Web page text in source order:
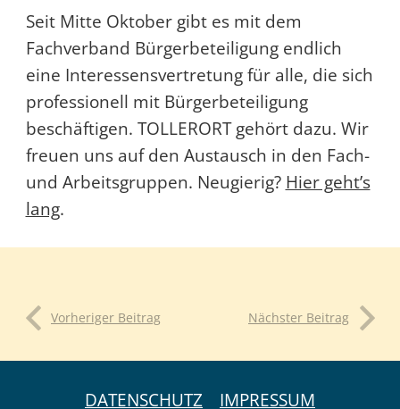
Seit Mitte Oktober gibt es mit dem
Fachverband Bürgerbeteiligung endlich
eine Interessensvertretung für alle, die sich
professionell mit Bürgerbeteiligung
beschäftigen. TOLLERORT gehört dazu. Wir
freuen uns auf den Austausch in den Fach-
und Arbeitsgruppen. Neugierig? Hier geht’s
lang.
Vorheriger Beitrag Nächster Beitrag
DATENSCHUTZ IMPRESSUM